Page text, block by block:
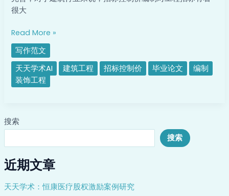
搜索
搜索
近期文章
天天学术：恒康医疗股权激励案例研究
很大
饰
工
程
标
控
制
价
Read More »
写作范文
天天学术AI
建筑工程 招标控制价 毕业论文
编制
装饰工程